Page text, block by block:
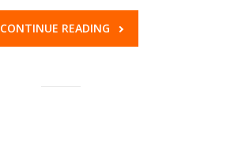
CONTINUE READING